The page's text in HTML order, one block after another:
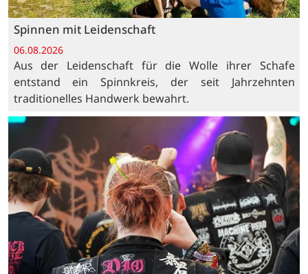
Spinnen mit Leidenschaft
06.08.2026
Aus der Leidenschaft für die Wolle ihrer Schafe
entstand ein Spinnkreis, der seit Jahrzehnten
traditionelles Handwerk bewahrt.